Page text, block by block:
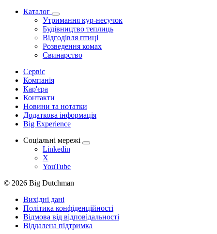
Каталог
Утримання кур-несучок
Будівництво теплиць
Відгодівля птиці
Розведення комах
Свинарство
Сервіс
Компанія
Кар'єра
Контакти
Новини та нотатки
Додаткова інформація
Big Experience
Соціальні мережі
Linkedin
X
YouTube
© 2026 Big Dutchman
Вихідні дані
Політика конфіденційності
Відмова від відповідальності
Віддалена підтримка